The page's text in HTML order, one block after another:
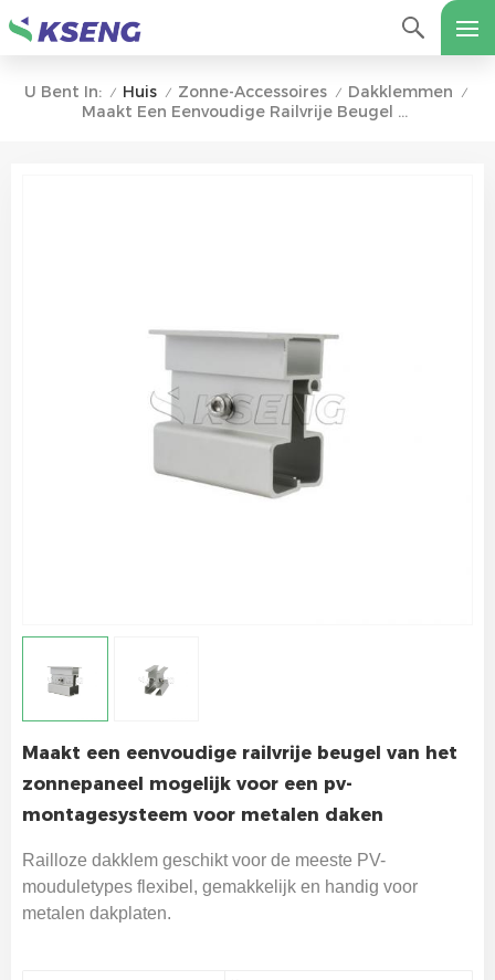
U Bent In: / Huis / Zonne-Accessoires / Dakklemmen /
Maakt Een Eenvoudige Railvrije Beugel Van Het Zonnepaneel Mogelijk Voor Een Pv-Montagesysteem Voor Metalen Daken
Maakt een eenvoudige railvrije beugel van het
zonnepaneel mogelijk voor een pv-
montagesysteem voor metalen daken
Railloze dakklem geschikt voor de meeste PV-
mouduletypes flexibel, gemakkelijk en handig voor
metalen dakplaten.